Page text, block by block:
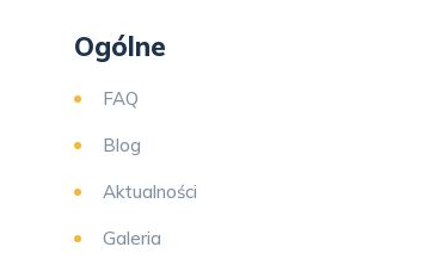
Ogólne
FAQ
Blog
Aktualności
Galeria